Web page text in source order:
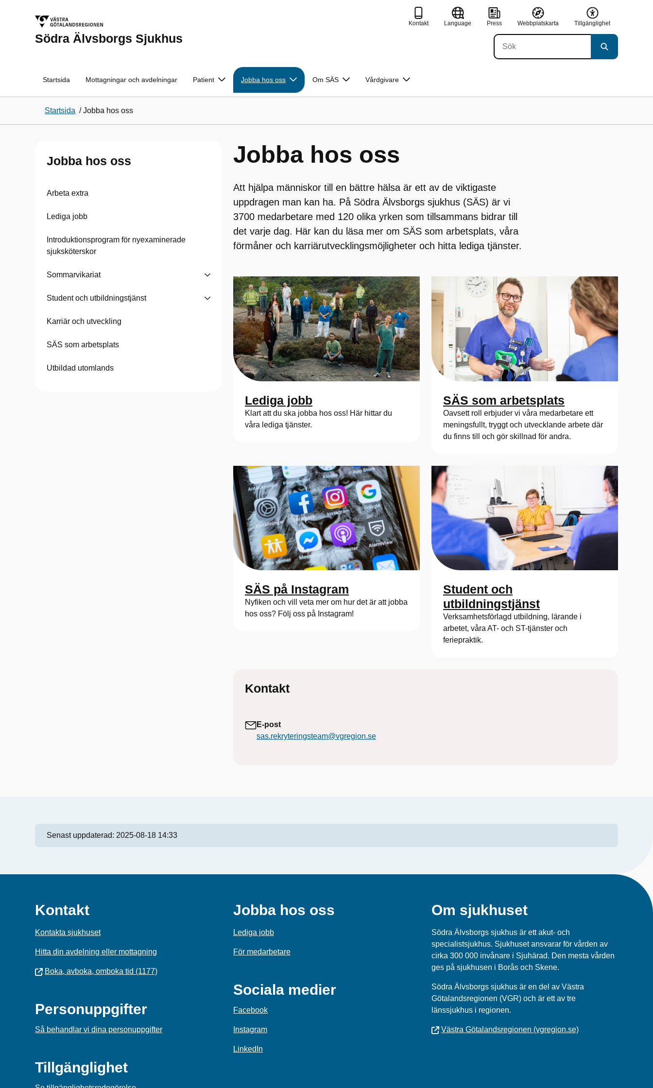
Södra Älvsborgs Sjukhus
Kontakt Language Press Webbplatskarta Tillgänglighet
Startsida Mottagningar och avdelningar Patient Jobba hos oss Om SÄS Vårdgivare
Startsida /Jobba hos oss
Jobba hos oss
Arbeta extra
Lediga jobb
Introduktionsprogram för nyexaminerade
sjuksköterskor
Sommarvikariat
Student och utbildningstjänst
Karriär och utveckling
SÄS som arbetsplats
Utbildad utomlands
Jobba hos oss
Att hjälpa människor till en bättre hälsa är ett av de viktigaste
uppdragen man kan ha. På Södra Älvsborgs sjukhus (SÄS) är vi
3700 medarbetare med 120 olika yrken som tillsammans bidrar till
det varje dag. Här kan du läsa mer om SÄS som arbetsplats, våra
förmåner och karriärutvecklingsmöjligheter och hitta lediga tjänster.
Lediga jobb
Klart att du ska jobba hos oss! Här hittar du
våra lediga tjänster.
SÄS som arbetsplats
Oavsett roll erbjuder vi våra medarbetare ett
meningsfullt, tryggt och utvecklande arbete där
du finns till och gör skillnad för andra.
SÄS på Instagram
Nyfiken och vill veta mer om hur det är att jobba
hos oss? Följ oss på Instagram!
Student och
utbildningstjänst
Verksamhetsförlagd utbildning, lärande i
arbetet, våra AT- och ST-tjänster och
feriepraktik.
Kontakt
E-post
sas.rekryteringsteam@vgregion.se
Senast uppdaterad: 2025-08-18 14:33
Kontakt
Kontakta sjukhuset
Hitta din avdelning eller mottagning
Boka, avboka, omboka tid (1177)
Personuppgifter
Så behandlar vi dina personuppgifter
Tillgänglighet
Jobba hos oss
Lediga jobb
För medarbetare
Sociala medier
Facebook
Instagram
LinkedIn
Om sjukhuset
Södra Älvsborgs sjukhus är ett akut- och
specialistsjukhus. Sjukhuset ansvarar för vården av
cirka 300 000 invånare i Sjuhärad. Den mesta vården
ges på sjukhusen i Borås och Skene.
Södra Älvsborgs sjukhus är en del av Västra
Götalandsregionen (VGR) och är ett av tre
länssjukhus i regionen.
Västra Götalandsregionen (vgregion.se)